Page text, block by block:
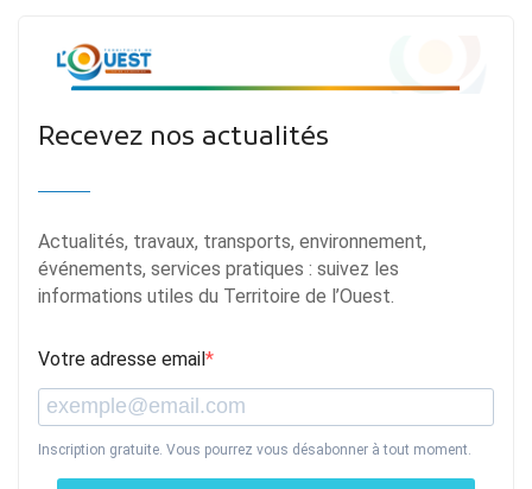
Recevez nos actualités
Actualités, travaux, transports, environnement,
événements, services pratiques : suivez les
informations utiles du Territoire de l’Ouest.
Votre adresse email
Inscription gratuite. Vous pourrez vous désabonner à tout moment.